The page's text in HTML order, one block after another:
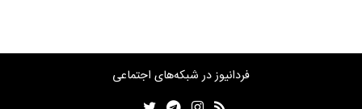
فردانیوز در شبکه‌های اجتماعی